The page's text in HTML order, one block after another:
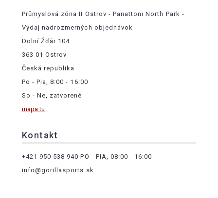
Průmyslová zóna II Ostrov - Panattoni North Park -
Výdaj nadrozmerných objednávok
Dolní Žďár 104
363 01 Ostrov
Česká republika
Po - Pia, 8:00 - 16:00
So - Ne, zatvorené
mapa tu
Kontakt
+421 950 538 940 PO - PIA, 08:00 - 16:00
info@gorillasports.sk